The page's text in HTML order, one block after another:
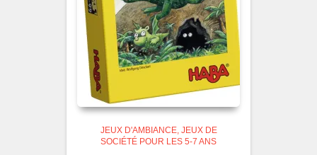
JEUX D'AMBIANCE JEUX DE
SOCIÉTÉ POUR LES 5-7 ANS